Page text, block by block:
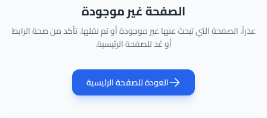
الصفحة غير موجودة
عذراً، الصفحة التي تبحث عنها غير موجودة أو تم نقلها. تأكد من صحة الرابط
أو عُد للصفحة الرئيسية.
العودة للصفحة الرئيسية